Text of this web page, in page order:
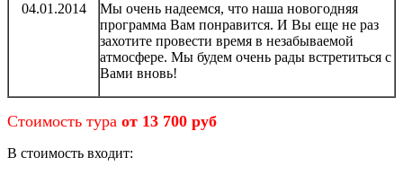
04.01.2014
Мы очень надеемся, что наша новогодняя
программа Вам понравится. И Вы еще не раз
захотите провести время в незабываемой
атмосфере. Мы будем очень рады встретиться с
Вами вновь!
Стоимость тура от 13 700 руб
В стоимость входит: